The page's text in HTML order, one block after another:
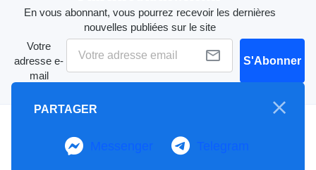
En vous abonnant, vous pourrez recevoir les dernières
nouvelles publiées sur le site
Votre
adresse e-
mail
S'Abonner
Mention Légale
PARTAGER
Messenger Telegram